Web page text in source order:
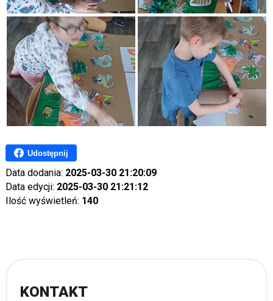
Udostępnij
Data dodania: 2025-03-30 21:20:09
Data edycji: 2025-03-30 21:21:12
Ilość wyświetleń: 140
KONTAKT